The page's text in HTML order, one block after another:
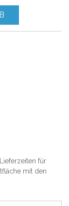
für
mit den